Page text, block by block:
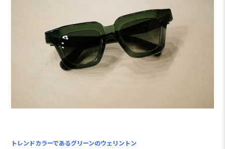
トレンドカラーであるグリーンのウェリントン